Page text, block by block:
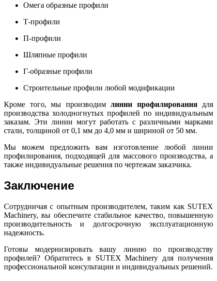
Омега образные профили
Т-профили
П-профили
Шляпные профили
Г-образные профили
Строительные профили любой модификации
Кроме того, мы производим линии профилированиядля
производства холодногнутых профилей по индивидуальным
заказам. Эти линии могут работать с различными марками
стали, толщиной от 0,1 мм до 4,0 мм и шириной от 50 мм.
Мы можем предложить вам изготовление любой линии
профилирования, подходящей для массового производства, а
также индивидуальные решения по чертежам заказчика.
Заключение
Сотрудничая с опытным производителем, таким как SUTEX
Machinery, вы обеспечите стабильное качество, повышенную
производительность и долгосрочную эксплуатационную
надежность.
Готовы модернизировать вашу линию по производству
профилей? Обратитесь в SUTEX Machinery для получения
профессиональной консультации и индивидуальных решений.